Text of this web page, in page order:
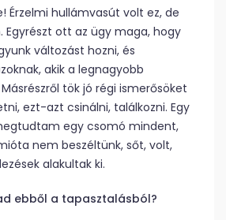
Érzelmi hullámvasút volt ez, de
ott az ügy maga, hogy
változást hozni, és
akik a legnagyobb
tök jó régi ismerősöket
ezt-azt csinálni, találkozni. Egy
egy csomó mindent,
nem beszéltünk, sőt, volt,
alakultak ki.
ebből a tapasztalásból?